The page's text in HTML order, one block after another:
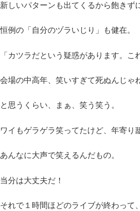
新しいパターンも出てくるから飽きず
恒例の「自分のヅラいじり」も健在。
「カツラだという疑惑があります。こ
会場の中高年、笑いすぎて死ぬんじゃ
と思うくらい、まぁ、笑う笑う。
ワイもゲラゲラ笑ってたけど、年寄り
あんなに大声で笑えるんだもの。
当分は大丈夫だ！
それで１時間ほどのライブが終わって